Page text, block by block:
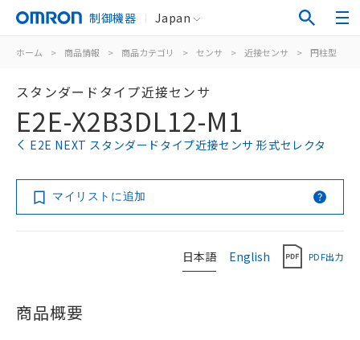
制御機器 Japan
ホーム > 商品情報 > 商品カテゴリ > センサ > 近接センサ > 円柱型
スタンダードタイプ近接センサ
E2E-X2B3DL12-M1
E2E NEXT スタンダードタイプ近接センサ 形式セレクタ
マイリストに追加
日本語 English PDF出力
商品概要